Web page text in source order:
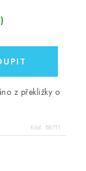
z překližky o
Kód: 88711